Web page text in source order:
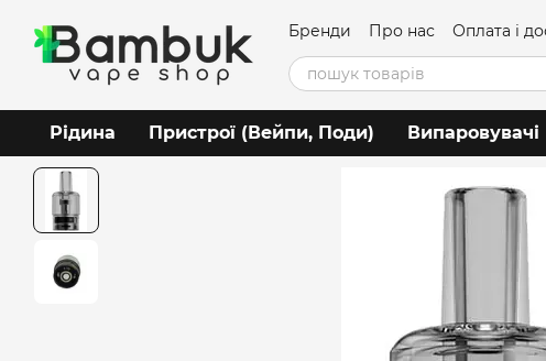
Бренди Про нас Оплата і
Угода користувача
Рідина Пристрої (Вейпи, Поди) Випаровувачі